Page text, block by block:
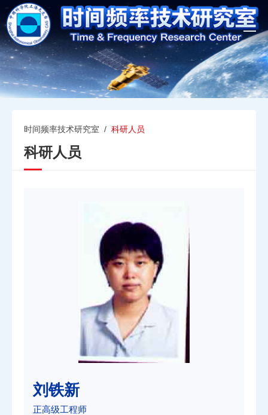
T
o
g
g
e
时间频率技术研究室 / 科研人员
科研人员
刘铁新
正高级工程师